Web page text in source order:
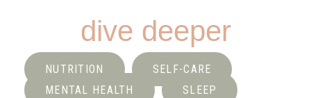
dive deeper
NUTRITION
SELF-CARE
MENTAL HEALTH
SLEEP